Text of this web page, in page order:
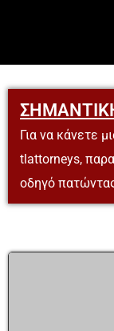
Για να κάνετε
tlattorneys,
οδηγό